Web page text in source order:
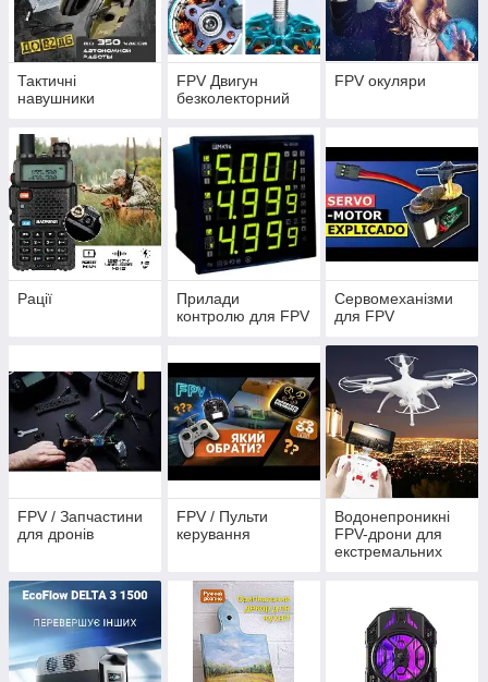
керування наші продукти створені з думкою про
справжні ентузіасти FPV-полети.
Втілюйте свої найсміливіші ідеї: FPV окуляри,
шоломи та аксесуари для натхненних пілотів"
аксесуарів, які допоможуть вам втілити свої найсміливіші ідеї
в реальність. З точним керуванням, надійним з'єднанням і
комфортним оглядом ви зможете насолодитися польотами
на квадрокоптерах і авіамоделях із повною впевненістю й
натхненням.
Тактичні
навушники
FPV Двигун
безколекторний
FPV окуляри
Рації
Прилади
контролю для FPV
Сервомеханізми
для FPV
FPV / Запчастини
для дронів
FPV / Пульти
керування
Водонепроникні
FPV-дрони для
екстремальних